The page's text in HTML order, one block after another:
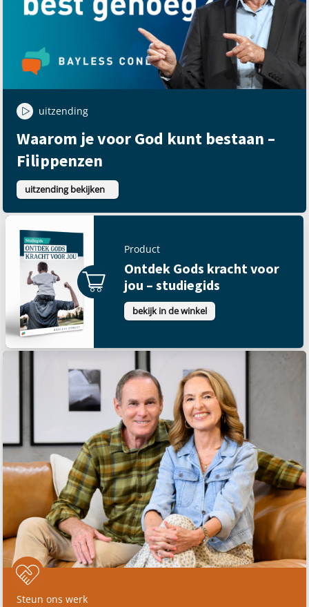
uitzending
Waarom je voor God kunt bestaan –
Filippenzen
uitzending bekijken
Product
Ontdek Gods kracht voor
jou – studiegids
bekijk in de winkel
Steun ons werk